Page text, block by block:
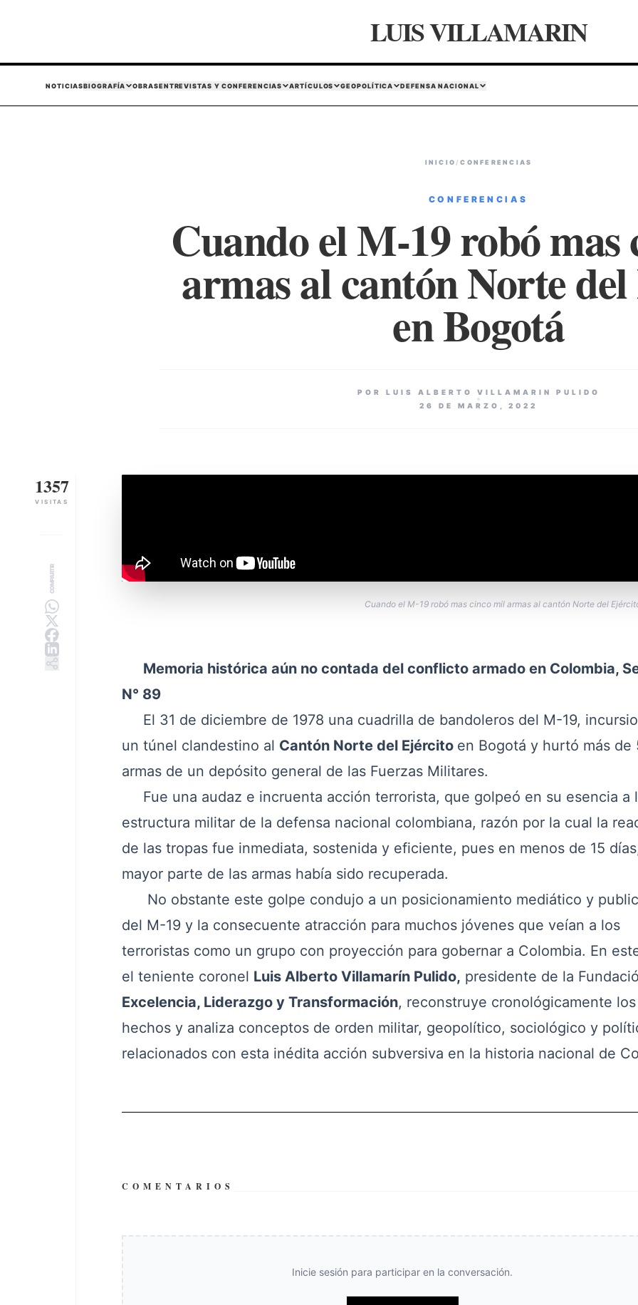
LUIS VILLAMARIN
NOTICIASBIOGRAFÍA OBRASENTREVISTAS Y CONFERENCIAS ARTÍCULOS GEOPOLÍTICA DEFENSA NACIONAL
INICIO /CONFERENCIAS
CONFERENCIAS
Cuando el M-19 robó
armas al cantón Norte
en Bogotá
POR LUIS ALBERTO VILLAMARIN PULIDO
26 DE MARZO, 2022
1357
VISITAS
COMPARTIR
Cuando el M-19 robó mas cinco mil armas al cantón Norte del
Memoria histórica aún no contada del conflicto armado en Colombia,
N° 89
El 31 de diciembre de 1978 una cuadrilla de bandoleros del M-19,
un túnel clandestino al Cantón Norte del Ejército en Bogotá y hurtó más de
armas de un depósito general de las Fuerzas Militares.
Fue una audaz e incruenta acción terrorista, que golpeó en su esencia a
estructura militar de la defensa nacional colombiana, razón por la cual la
de las tropas fue inmediata, sostenida y eficiente, pues en menos de 15
mayor parte de las armas había sido recuperada.
No obstante este golpe condujo a un posicionamiento mediático y
del M-19 y la consecuente atracción para muchos jóvenes que veían a los
terroristas como un grupo con proyección para gobernar a Colombia. En
el teniente coronel Luis Alberto Villamarín Pulido, presidente de la
Excelencia, Liderazgo y Transformación, reconstruye cronológicamente los
hechos y analiza conceptos de orden militar, geopolítico, sociológico y
relacionados con esta inédita acción subversiva en la historia nacional de
COMENTARIOS
Inicie sesión para participar en la conversación.